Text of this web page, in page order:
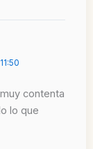
contenta
lo que